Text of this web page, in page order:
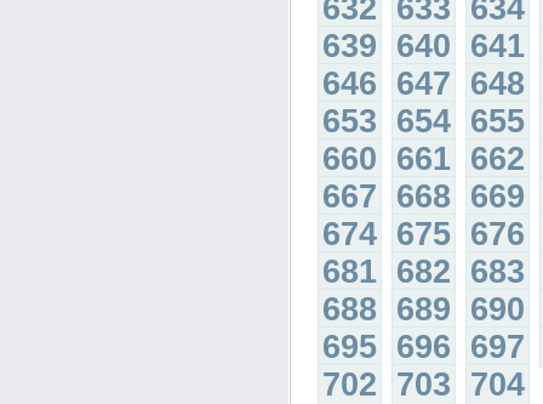
632 633 634
639 640 641
646 647 648
653 654 655
660 661 662
667 668 669
674 675 676
681 682 683
688 689 690
695 696 697
702 703 704